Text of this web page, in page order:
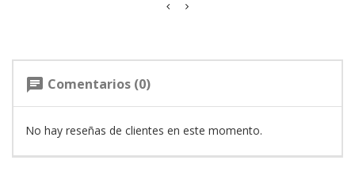
chat Comentarios (0)
No hay reseñas de clientes en este momento.